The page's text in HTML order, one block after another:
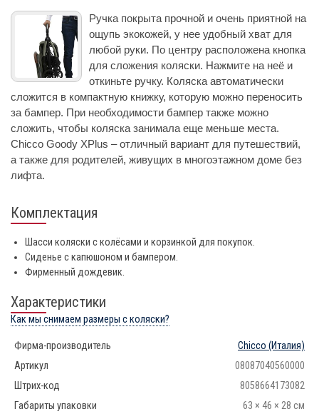
Ручка покрыта прочной и очень приятной на
ощупь экокожей, у нее удобный хват для
любой руки. По центру расположена кнопка
для сложения коляски. Нажмите на неё и
откиньте ручку. Коляска автоматически
сложится в компактную книжку, которую можно переносить
за бампер. При необходимости бампер также можно
сложить, чтобы коляска занимала еще меньше места.
Chicco Goody XPlus – отличный вариант для путешествий,
а также для родителей, живущих в многоэтажном доме без
лифта.
Комплектация
Шасси коляски с колёсами и корзинкой для покупок.
Сиденье с капюшоном и бампером.
Фирменный дождевик.
Характеристики
Как мы снимаем размеры с коляски?
Фирма-производитель Chicco (Италия)
Артикул
08087040560000
Штрих-код
8058664173082
Габариты упаковки
63 × 46 × 28 см